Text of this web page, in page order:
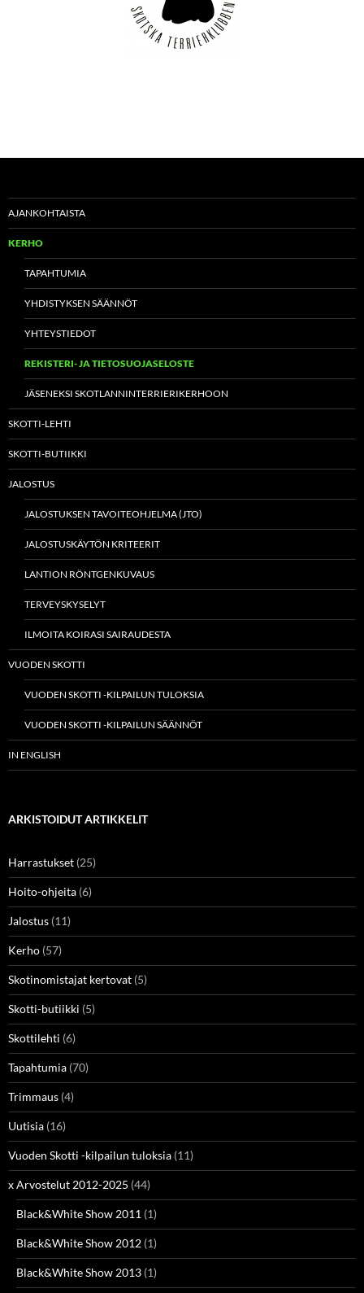
AJANKOHTAISTA
KERHO
TAPAHTUMIA
YHDISTYKSEN SÄÄNNÖT
YHTEYSTIEDOT
REKISTERI- JA TIETOSUOJASELOSTE
JÄSENEKSI SKOTLANNINTERRIERIKERHOON
SKOTTI-LEHTI
SKOTTI-BUTIIKKI
JALOSTUS
JALOSTUKSEN TAVOITEOHJELMA (JTO)
JALOSTUSKÄYTÖN KRITEERIT
LANTION RÖNTGENKUVAUS
TERVEYSKYSELYT
ILMOITA KOIRASI SAIRAUDESTA
VUODEN SKOTTI
VUODEN SKOTTI -KILPAILUN TULOKSIA
VUODEN SKOTTI -KILPAILUN SÄÄNNÖT
IN ENGLISH
ARKISTOIDUT ARTIKKELIT
Harrastukset (25)
Hoito-ohjeita (6)
Jalostus (11)
Kerho (57)
Skotinomistajat kertovat (5)
Skotti-butiikki (5)
Skottilehti (6)
Tapahtumia (70)
Trimmaus (4)
Uutisia (16)
Vuoden Skotti -kilpailun tuloksia (11)
x Arvostelut 2012-2025 (44)
Black&White Show 2011 (1)
Black&White Show 2012 (1)
Black&White Show 2013 (1)